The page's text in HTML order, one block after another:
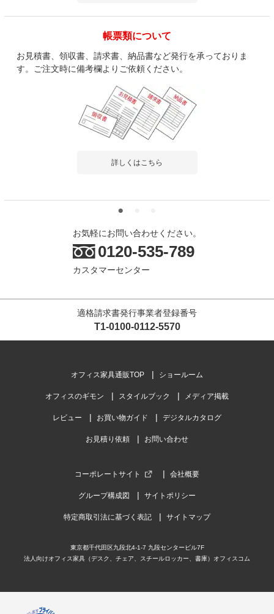
帳票類について
お見積書、領収書、請求書、納品書など発行を承っておりま
す。ご注文時に備考欄よりご依頼ください。
詳しくはこちら
お気軽にお問い合わせください。
0120-535-789
カスタマーセンター
適格請求書発行事業者登録番号
T1-0100-0112-5570
オフィス家具通販TOP ショールーム
オフィスのギモン スタイルブック メディア掲載
レビュー お買い物ガイド デジタルカタログ
お見積り依頼 お問い合わせ
コーポレートサイト 会社概要
グループ構成図 サイトポリシー
特定商取引法に基づく表記 サイトマップ
東京都千代田区九段北4-1-7 九段センタービル7F
法人向けオフィス家具（デスク、チェア、スチールロッカー、書庫）オフィスコム